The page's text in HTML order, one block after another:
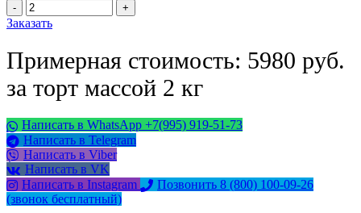
Заказать
Примерная стоимость: 5980 руб.
за торт массой 2 кг
Написать в WhatsApp +7(995) 919-51-73
Написать в Telegram
Написать в Viber
Написать в VK
Написать в Instagram
Позвонить 8 (800) 100-09-26
(звонок бесплатный)